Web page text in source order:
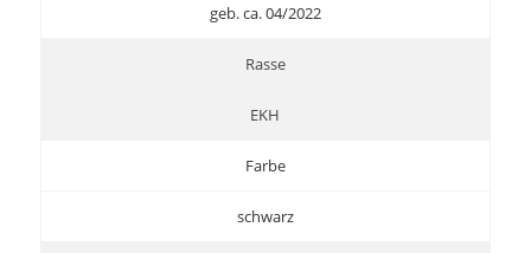
geb. ca. 04/2022
Rasse
EKH
Farbe
schwarz